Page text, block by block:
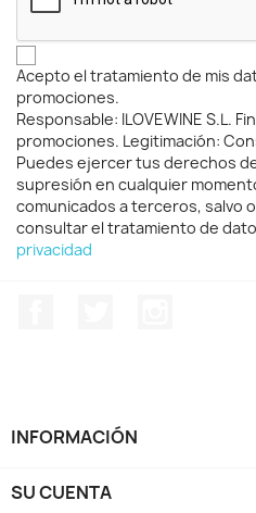
Acepto el tratamiento de mis
promociones.
Responsable: ILOVEWINE S.L.
promociones. Legitimación:
Puedes ejercer tus derechos
supresión en cualquier
comunicados a terceros, salvo
consultar el tratamiento de
privacidad
INFORMACIÓN
SU CUENTA